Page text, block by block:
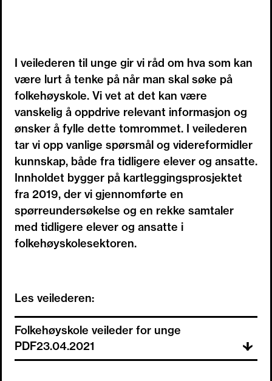
I veilederen til unge gir vi råd om hva som kan
være lurt å tenke på når man skal søke på
folkehøyskole. Vi vet at det kan være
vanskelig å oppdrive relevant informasjon og
ønsker å fylle dette tomrommet. I veilederen
tar vi opp vanlige spørsmål og videreformidler
kunnskap, både fra tidligere elever og ansatte.
Innholdet bygger på kartleggingsprosjektet
fra 2019, der vi gjennomførte en
spørreundersøkelse og en rekke samtaler
med tidligere elever og ansatte i
folkehøyskolesektoren.
Les veilederen:
Folkehøyskole veileder for unge
PDF23.04.2021